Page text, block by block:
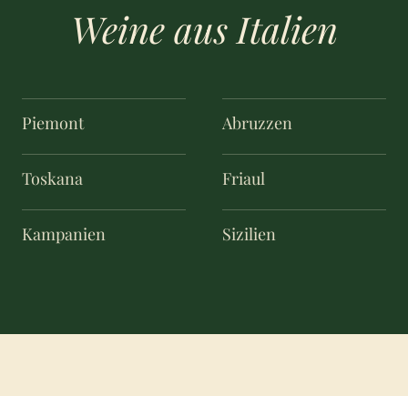
Weine aus Italien
Piemont Abruzzen
Toskana Friaul
Kampanien Sizilien